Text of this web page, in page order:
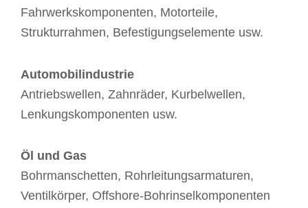
Fahrwerkskomponenten, Motorteile,
Strukturrahmen, Befestigungselemente usw.
Automobilindustrie
Antriebswellen, Zahnräder, Kurbelwellen,
Lenkungskomponenten usw.
Öl und Gas
Bohrmanschetten, Rohrleitungsarmaturen,
Ventilkörper, Offshore-Bohrinselkomponenten